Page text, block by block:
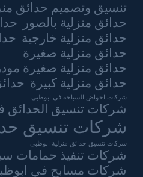
تنسيق وتصميم حدائق
حدائق منزلية بالصور
حدائق منزلية خارجية
حدائق منزلية صغيرة
حدائق منزلية صغيرة
حدائق منزلية كبيرة
شركات احواض السباحة في ابوظبي
شركات تنسيق الحدائق
شركات تنسيق
شركات تنسيق حدائق منزلية ابوظبي
شركات تنفيذ حمامات
شركات مسابح في